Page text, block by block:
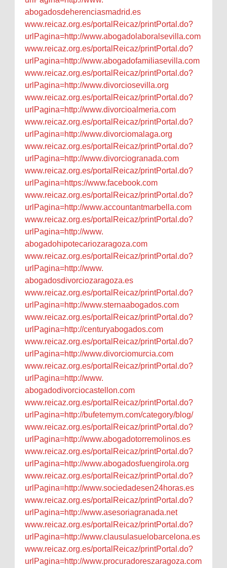
abogadosdeherenciasmadrid.es
www.reicaz.org.es/portalReicaz/printPortal.do?
urlPagina=http://www.abogadolaboralsevilla.com
www.reicaz.org.es/portalReicaz/printPortal.do?
urlPagina=http://www.abogadofamiliasevilla.com
www.reicaz.org.es/portalReicaz/printPortal.do?
urlPagina=http://www.divorciosevilla.org
www.reicaz.org.es/portalReicaz/printPortal.do?
urlPagina=http://www.divorcioalmeria.com
www.reicaz.org.es/portalReicaz/printPortal.do?
urlPagina=http://www.divorciomalaga.org
www.reicaz.org.es/portalReicaz/printPortal.do?
urlPagina=http://www.divorciogranada.com
www.reicaz.org.es/portalReicaz/printPortal.do?
urlPagina=https://www.facebook.com
www.reicaz.org.es/portalReicaz/printPortal.do?
urlPagina=http://www.accountantmarbella.com
www.reicaz.org.es/portalReicaz/printPortal.do?
urlPagina=http://www.
abogadohipotecariozaragoza.com
www.reicaz.org.es/portalReicaz/printPortal.do?
urlPagina=http://www.
abogadosdivorciozaragoza.es
www.reicaz.org.es/portalReicaz/printPortal.do?
urlPagina=http://www.sternaabogados.com
www.reicaz.org.es/portalReicaz/printPortal.do?
urlPagina=http://centuryabogados.com
www.reicaz.org.es/portalReicaz/printPortal.do?
urlPagina=http://www.divorciomurcia.com
www.reicaz.org.es/portalReicaz/printPortal.do?
urlPagina=http://www.
abogadodivorciocastellon.com
www.reicaz.org.es/portalReicaz/printPortal.do?
urlPagina=http://bufetemym.com/category/blog/
www.reicaz.org.es/portalReicaz/printPortal.do?
urlPagina=http://www.abogadotorremolinos.es
www.reicaz.org.es/portalReicaz/printPortal.do?
urlPagina=http://www.abogadosfuengirola.org
www.reicaz.org.es/portalReicaz/printPortal.do?
urlPagina=http://www.sociedadesen24horas.es
www.reicaz.org.es/portalReicaz/printPortal.do?
urlPagina=http://www.asesoriagranada.net
www.reicaz.org.es/portalReicaz/printPortal.do?
urlPagina=http://www.clausulasuelobarcelona.es
www.reicaz.org.es/portalReicaz/printPortal.do?
urlPagina=http://www.procuradoreszaragoza.com